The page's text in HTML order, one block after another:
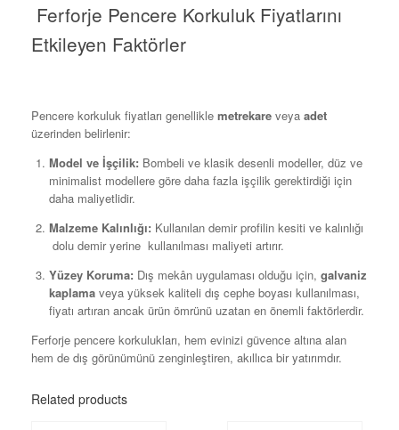
Ferforje Pencere Korkuluk Fiyatlarını
Etkileyen Faktörler
Pencere korkuluk fiyatları genellikle metrekare veya adet
üzerinden belirlenir:
Model ve İşçilik: Bombeli ve klasik desenli modeller, düz ve
minimalist modellere göre daha fazla işçilik gerektirdiği için
daha maliyetlidir.
Malzeme Kalınlığı: Kullanılan demir profilin kesiti ve kalınlığı
dolu demir yerine kullanılması maliyeti artırır.
Yüzey Koruma: Dış mekân uygulaması olduğu için, galvaniz
kaplamaveya yüksek kaliteli dış cephe boyası kullanılması,
fiyatı artıran ancak ürün ömrünü uzatan en önemli faktörlerdir.
Ferforje pencere korkulukları, hem evinizi güvence altına alan
hem de dış görünümünü zenginleştiren, akıllıca bir yatırımdır.
Related products